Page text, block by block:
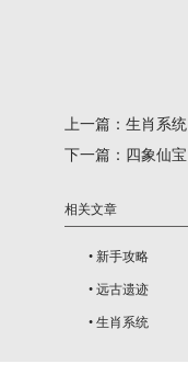
上一篇： 生肖系统
下一篇： 四象仙宝
相关文章
• 新手攻略
• 远古遗迹
• 生肖系统